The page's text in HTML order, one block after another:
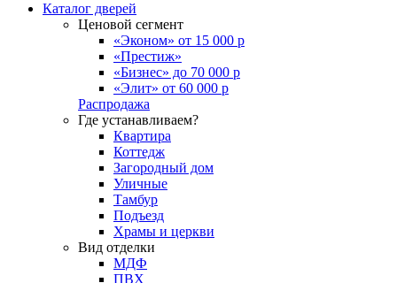
Каталог дверей
Ценовой сегмент
«Эконом» от 15 000 р
«Престиж»
«Бизнес» до 70 000 р
«Элит» от 60 000 р
Распродажа
Где устанавливаем?
Квартира
Коттедж
Загородный дом
Уличные
Тамбур
Подъезд
Храмы и церкви
Вид отделки
МДФ
ПВХ